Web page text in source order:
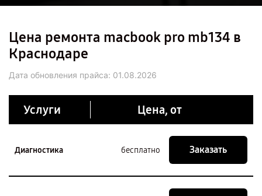
Цена ремонта macbook pro mb134 в
Краснодаре
Дата обновления прайса: 01.08.2026
Услуги Цена, от
Диагностика бесплатно Заказать